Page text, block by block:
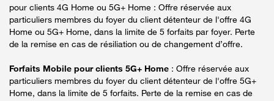
pour clients 4G Home ou 5G+ Home : Offre réservée aux
particuliers membres du foyer du client détenteur de l'offre 4G
Home ou 5G+ Home, dans la limite de 5 forfaits par foyer. Perte
de la remise en cas de résiliation ou de changement d’offre.
Forfaits Mobile pour clients 5G+ Home : Offre réservée aux
particuliers membres du foyer du client détenteur de l'offre 5G+
Home, dans la limite de 5 forfaits. Perte de la remise en cas de